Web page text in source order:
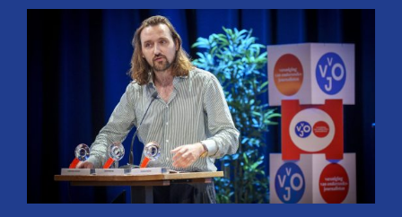
afgelopen twee jaar te maken met
juridische dreiging of een juridische
procedure rond het eigen werk. Dat kost
journalisten tijd, ook ervaren zij stress en
soms worden publicaties aangepast of
gaat de hele publicatie zelfs niet door.